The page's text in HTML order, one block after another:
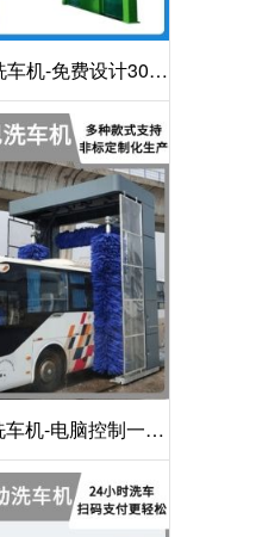
机-免费设计30S
[隆茂鑫晟]
机-电脑控制一键
[隆茂鑫晟]